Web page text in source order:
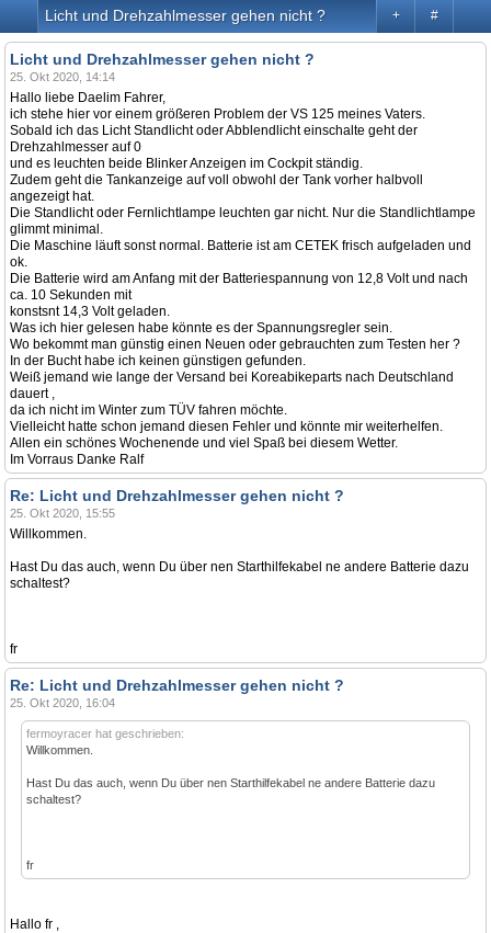
#
+
Licht und Drehzahlmesser gehen nicht ?
Licht und Drehzahlmesser gehen nicht ?
25. Okt 2020, 14:14
Hallo liebe Daelim Fahrer,
ich stehe hier vor einem größeren Problem der VS 125 meines Vaters.
Sobald ich das Licht Standlicht oder Abblendlicht einschalte geht der
Drehzahlmesser auf 0
und es leuchten beide Blinker Anzeigen im Cockpit ständig.
Zudem geht die Tankanzeige auf voll obwohl der Tank vorher halbvoll
angezeigt hat.
Die Standlicht oder Fernlichtlampe leuchten gar nicht. Nur die Standlichtlampe
glimmt minimal.
Die Maschine läuft sonst normal. Batterie ist am CETEK frisch aufgeladen und
ok.
Die Batterie wird am Anfang mit der Batteriespannung von 12,8 Volt und nach
ca. 10 Sekunden mit
konstsnt 14,3 Volt geladen.
Was ich hier gelesen habe könnte es der Spannungsregler sein.
Wo bekommt man günstig einen Neuen oder gebrauchten zum Testen her ?
In der Bucht habe ich keinen günstigen gefunden.
Weiß jemand wie lange der Versand bei Koreabikeparts nach Deutschland
dauert ,
da ich nicht im Winter zum TÜV fahren möchte.
Vielleicht hatte schon jemand diesen Fehler und könnte mir weiterhelfen.
Allen ein schönes Wochenende und viel Spaß bei diesem Wetter.
Im Vorraus Danke Ralf
Re: Licht und Drehzahlmesser gehen nicht ?
25. Okt 2020, 15:55
Willkommen.
Hast Du das auch, wenn Du über nen Starthilfekabel ne andere Batterie dazu
schaltest?
fr
Re: Licht und Drehzahlmesser gehen nicht ?
25. Okt 2020, 16:04
fermoyracer hat geschrieben:
Willkommen.
Hast Du das auch, wenn Du über nen Starthilfekabel ne andere Batterie dazu
schaltest?
fr
Hallo fr ,